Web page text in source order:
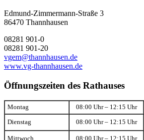
Edmund-Zimmermann-Straße 3
86470 Thannhausen
08281 901-0
08281 901-20
vgem@thannhausen.de
www.vg-thannhausen.de
Öffnungszeiten des Rathauses
Montag 08:00 Uhr – 12:15 Uhr
Dienstag 08:00 Uhr – 12:15 Uhr